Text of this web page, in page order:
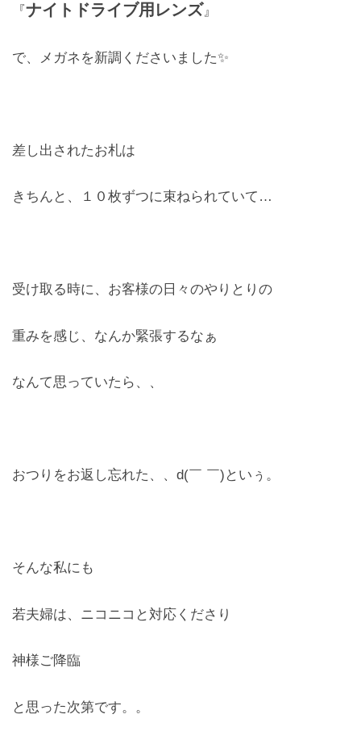
CONTACT
『ナイトドライブ用レンズ 』
で、メガネを新調くださいました✨
差し出されたお札は
きちんと、１０枚ずつに束ねられていて…
受け取る時に、お客様の日々のやりとりの
重みを感じ、なんか緊張するなぁ
なんて思っていたら、、
おつりをお返し忘れた、、d(￣ ￣)といぅ。
そんな私にも
若夫婦は、ニコニコと対応くださり
神様ご降臨
と思った次第です。。